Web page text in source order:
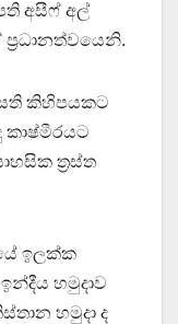
අසීෆ් අල්
ප්‍රධානත්වයෙනි.
සති කිහිපයකට
කාෂ්මීරයට
ත්‍රස්ත
ඉලක්ක
හමුදාව
හමුදා ද